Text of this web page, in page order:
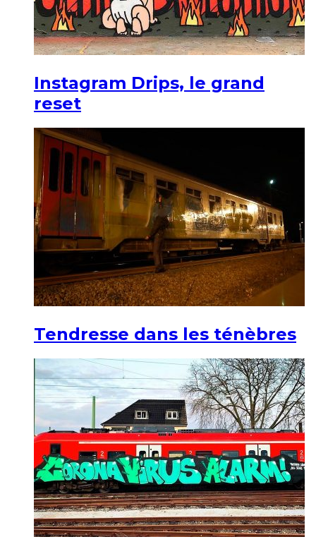
Instagram Drips, le grand
reset
Tendresse dans les ténèbres